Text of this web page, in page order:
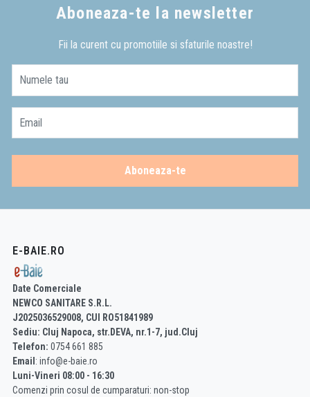
Aboneaza-te la newsletter
Fii la curent cu promotiile si sfaturile noastre!
Numele tau
Email
Aboneaza-te
E-BAIE.RO
Date Comerciale
NEWCO SANITARE S.R.L.
J2025036529008, CUI RO51841989
Sediu: Cluj Napoca, str.DEVA, nr.1-7, jud.Cluj
Telefon: 0754 661 885
Email : info@e-baie.ro
Luni-Vineri 08:00 - 16:30
Comenzi prin cosul de cumparaturi: non-stop